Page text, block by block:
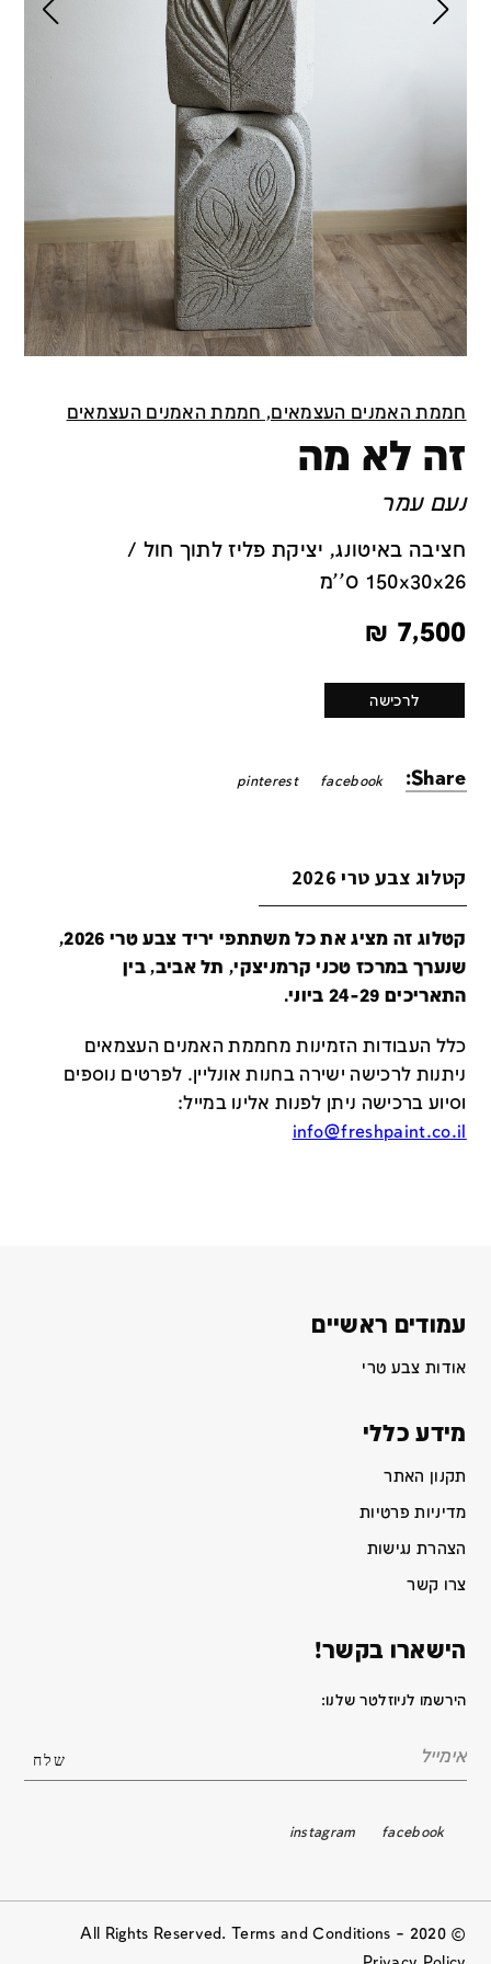
חממת האמנים העצמאים, חממת האמנים העצמאים
זה לא מה
נעם עמר
חציבה באיטונג, יציקת פליז לתוך חול /
150x30x26 ס''מ
7,500
₪
לרכישה
Share:
facebook
pinterest
קטלוג צבע טרי 2026
קטלוג זה מציג את כל משתתפי יריד צבע טרי 2026,
שנערך במרכז טכני קרמניצקי, תל אביב, בין
התאריכים 24-29 ביוני.
כלל העבודות הזמינות מחממת האמנים העצמאים
ניתנות לרכישה ישירה בחנות אונליין. לפרטים נוספים
וסיוע ברכישה ניתן לפנות אלינו במייל:
info@freshpaint.co.il
עמודים ראשיים
אודות צבע טרי
מידע כללי
תקנון האתר
מדיניות פרטיות
הצהרת נגישות
צרו קשר
הישארו בקשר!
הירשמו לניוזלטר שלנו:
facebook
instagram
© 2020 All Rights Reserved. Terms and Conditions –